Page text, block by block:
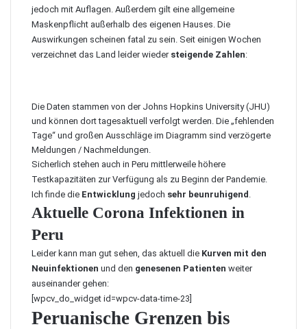
jedoch mit Auflagen. Außerdem gilt eine allgemeine
Maskenpflicht außerhalb des eigenen Hauses. Die
Auswirkungen scheinen fatal zu sein. Seit einigen Wochen
verzeichnet das Land leider wieder steigende Zahlen:
Die Daten stammen von der Johns Hopkins University (JHU)
und können dort tagesaktuell verfolgt werden. Die „fehlenden
Tage“ und großen Ausschläge im Diagramm sind verzögerte
Meldungen / Nachmeldungen.
Sicherlich stehen auch in Peru mittlerweile höhere
Testkapazitäten zur Verfügung als zu Beginn der Pandemie.
Ich finde die Entwicklung jedoch sehr beunruhigend .
Aktuelle Corona Infektionen in
Peru
Leider kann man gut sehen, das aktuell die Kurven mit den
Neuinfektionen und den genesenen Patienten weiter
auseinander gehen:
[wpcv_do_widget id=wpcv-data-time-23]
Peruanische Grenzen bis